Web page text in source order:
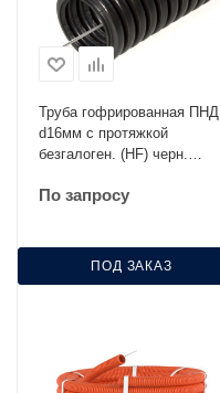
Труба гофрированная ПНД
d16мм с протяжкой
безгалоген. (HF) черн.
PR.021651
По запросу
ПОД ЗАКАЗ